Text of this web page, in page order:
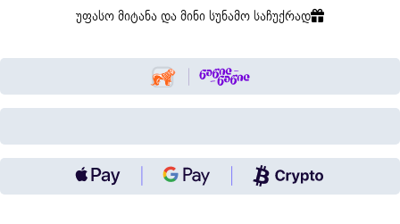
უფასო მიტანა და მინი სუნამო საჩუქრად